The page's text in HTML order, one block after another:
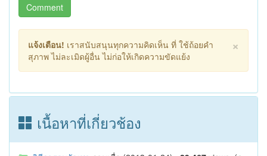
Comment
×
แจ้งเตือน! เราสนับสนุนทุกความคิดเห็น ที่ ใช้ถ้อยคำ
สุภาพ ไม่ละเมิดผู้อื่น ไม่ก่อให้เกิดความขัดแย้ง
เนื้อหาที่เกี่ยวช้อง